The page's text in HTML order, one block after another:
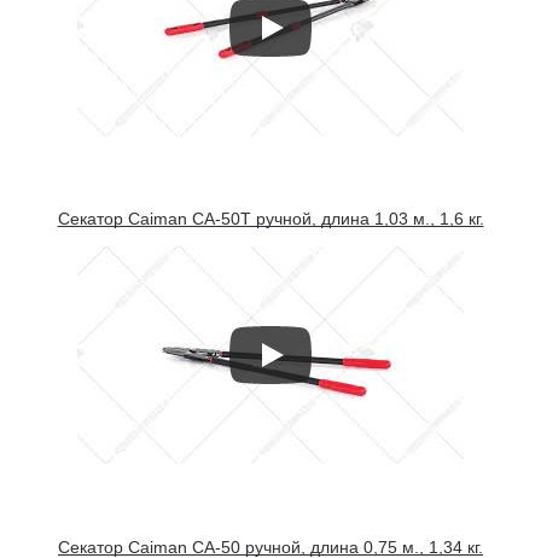
Секатор Caiman CA-50T ручной, длина 1,03 м., 1,6 кг.
Секатор Caiman CA-50 ручной, длина 0,75 м., 1,34 кг.